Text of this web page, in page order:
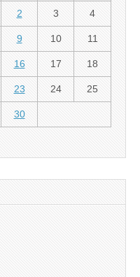
2 3 4
9 10 11
16 17 18
23 24 25
30